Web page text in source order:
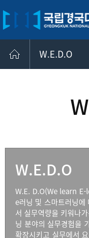
W.E.D.O
놀이터
W.E.D.O
W.E. D.O(We learn
e러닝 및 스마트러닝에
서 실무역량을 키워나
닝 분야의 실무경험을
확장시키고 실무에서